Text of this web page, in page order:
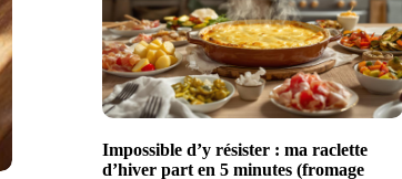
Impossible d’y résister : ma raclette
d’hiver part en 5 minutes (fromage